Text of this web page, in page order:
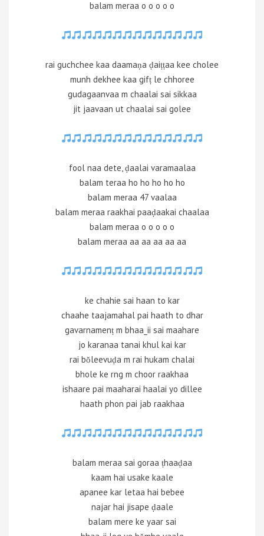
balam meraa o o o o o
rai guchchee kaa daamaṇa ḍaiṭṭaa kee cholee
munh dekhee kaa gifṭ le chhoree
gudagaanvaa m chaalai sai sikkaa
jit jaavaan ut chaalai sai golee
fool naa dete, ḍaalai varamaalaa
balam teraa ho ho ho ho ho
balam meraa 47 vaalaa
balam meraa raakhai paaḍaakai chaalaa
balam meraa o o o o o
balam meraa aa aa aa aa aa
ke chahie sai haan to kar
chaahe taajamahal pai haath to dhar
gavarnamenṭ m bhaa_ii sai maahare
jo karanaa tanai khul kai kar
rai bŏleevuḍa m rai hukam chalai
bhole ke rng m choor raakhaa
ishaare pai maaharai haalai yo dillee
haath phon pai jab raakhaa
balam meraa sai goraa ṭhaaḍaa
kaam hai usake kaale
apanee kar letaa hai bebee
najar hai jisape ḍaale
balam mere ke yaar sai